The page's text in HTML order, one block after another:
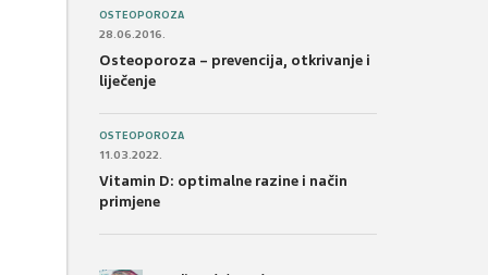
OSTEOPOROZA
28.06.2016.
Osteoporoza – prevencija, otkrivanje i
liječenje
OSTEOPOROZA
11.03.2022.
Vitamin D: optimalne razine i način
primjene